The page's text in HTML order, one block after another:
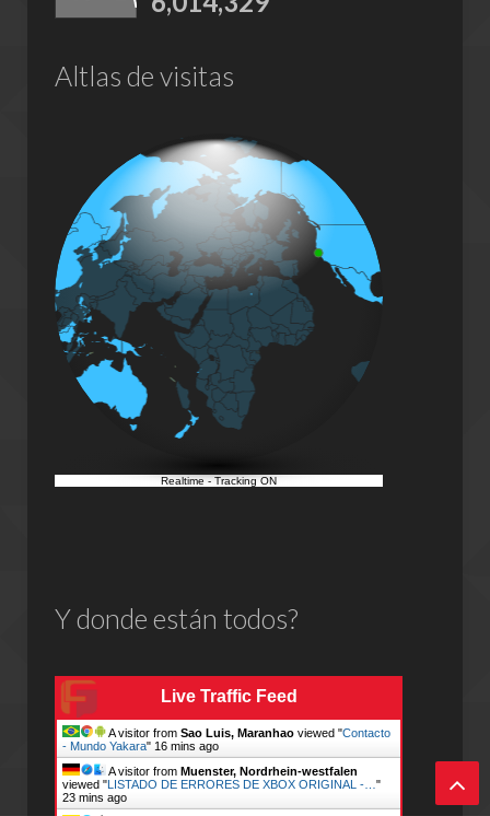
Altlas de visitas
Realtime-Tracking ON
Y donde están todos?
Live Traffic Feed
A visitor from Sao Luis, Maranhao viewed "Contacto
- Mundo Yakara" 16 mins ago
A visitor from Muenster, Nordrhein-westfalen
viewed " LISTADO DE ERRORES DE XBOX ORIGINAL -… "
23 mins ago